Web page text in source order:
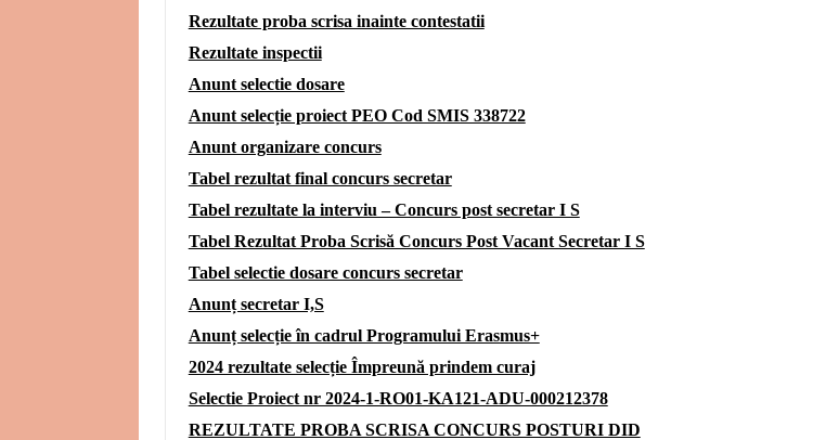
Rezultate proba scrisa inainte contestatii
Rezultate inspectii
Anunt selectie dosare
Anunt selecție proiect PEO Cod SMIS 338722
Anunt organizare concurs
Tabel rezultat final concurs secretar
Tabel rezultate la interviu – Concurs post secretar I S
Tabel Rezultat Proba Scrisă Concurs Post Vacant Secretar I S
Tabel selectie dosare concurs secretar
Anunț secretar I,S
Anunț selecție în cadrul Programului Erasmus+
2024 rezultate selecție Împreună prindem curaj
Selectie Proiect nr 2024-1-RO01-KA121-ADU-000212378
REZULTATE PROBA SCRISA CONCURS POSTURI DID